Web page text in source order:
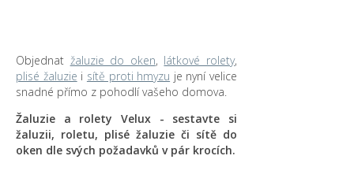
Objednat žaluzie do oken, látkové rolety,
plisé žaluzie i sítě proti hmyzu je nyní velice
snadné přímo z pohodlí vašeho domova.
Žaluzie a rolety Velux - sestavte si
žaluzii, roletu, plisé žaluzie či sítě do
oken dle svých požadavků v pár krocích.